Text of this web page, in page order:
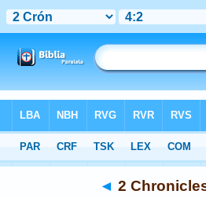
Hebrew> 2 Chronicles 4:2
◄ 2